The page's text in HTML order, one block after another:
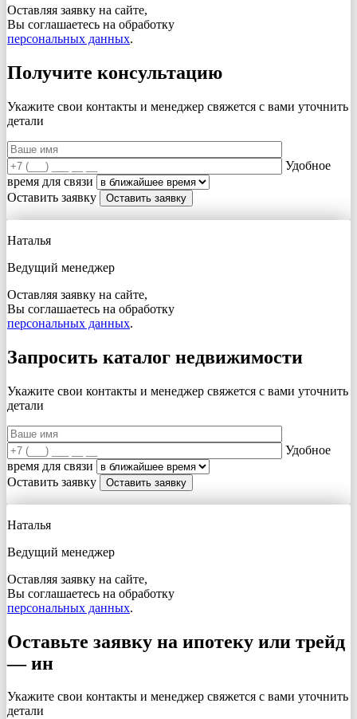
Оставляя заявку на сайте,
Вы соглашаетесь на обработку
персональных данных.
Получите консультацию
Укажите свои контакты и менеджер свяжется с вами уточнить
детали
Удобное
время для связи
Оставить заявку
Наталья
Ведущий менеджер
Оставляя заявку на сайте,
Вы соглашаетесь на обработку
персональных данных.
Запросить каталог недвижимости
Укажите свои контакты и менеджер свяжется с вами уточнить
детали
Удобное
время для связи
Оставить заявку
Наталья
Ведущий менеджер
Оставляя заявку на сайте,
Вы соглашаетесь на обработку
персональных данных.
Оставьте заявку на ипотеку или трейд
— ин
Укажите свои контакты и менеджер свяжется с вами уточнить
детали